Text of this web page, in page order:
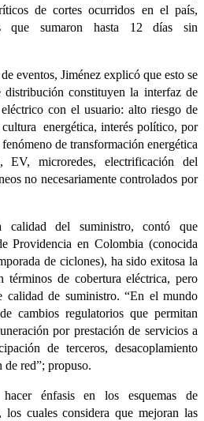
de cortes ocurridos en el país,
que sumaron hasta 12 días sin
eventos, Jiménez explicó que esto se
distribución constituyen la interfaz de
con el usuario: alto riesgo de
energética, interés político, por
de transformación energética
microredes, electrificación del
no necesariamente controlados por
calidad del suministro, contó que
Providencia en Colombia (conocida
de ciclones), ha sido exitosa la
términos de cobertura eléctrica, pero
calidad de suministro. “En el mundo
cambios regulatorios que permitan
por prestación de servicios a
de terceros, desacoplamiento
red”; propuso.
énfasis en los esquemas de
los cuales considera que mejoran las